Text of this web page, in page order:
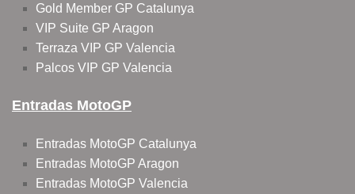
Gold Member GP Catalunya
VIP Suite GP Aragon
Terraza VIP GP Valencia
Palcos VIP GP Valencia
Entradas MotoGP
Entradas MotoGP Catalunya
Entradas MotoGP Aragon
Entradas MotoGP Valencia